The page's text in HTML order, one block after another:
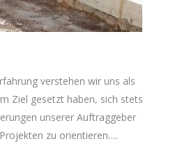
verstehen wir uns als
Ziel gesetzt haben, sich stets
unserer Auftraggeber
zu orientieren….